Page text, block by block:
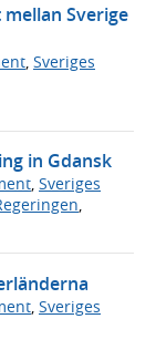
Sverige
Sveriges
in Gdansk
, Sveriges
,
, Sveriges